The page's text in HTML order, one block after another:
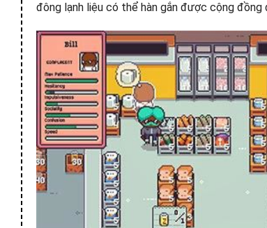
đông lạnh liệu có thể hàn gắn được cộng đồng